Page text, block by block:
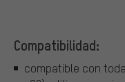
Compatibilidad:
compatible con